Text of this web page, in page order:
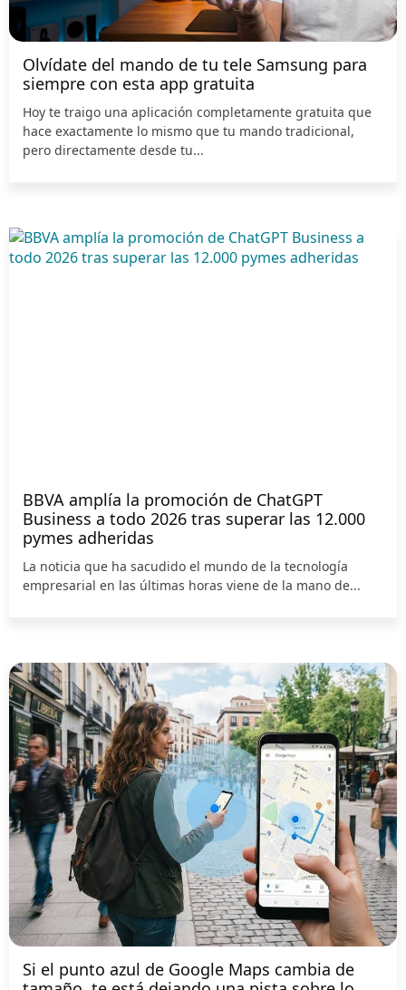
Olvídate del mando de tu tele Samsung para
siempre con esta app gratuita
Hoy te traigo una aplicación completamente gratuita que
hace exactamente lo mismo que tu mando tradicional,
pero directamente desde tu...
BBVA amplía la promoción de ChatGPT
Business a todo 2026 tras superar las 12.000
pymes adheridas
La noticia que ha sacudido el mundo de la tecnología
empresarial en las últimas horas viene de la mano de...
Si el punto azul de Google Maps cambia de